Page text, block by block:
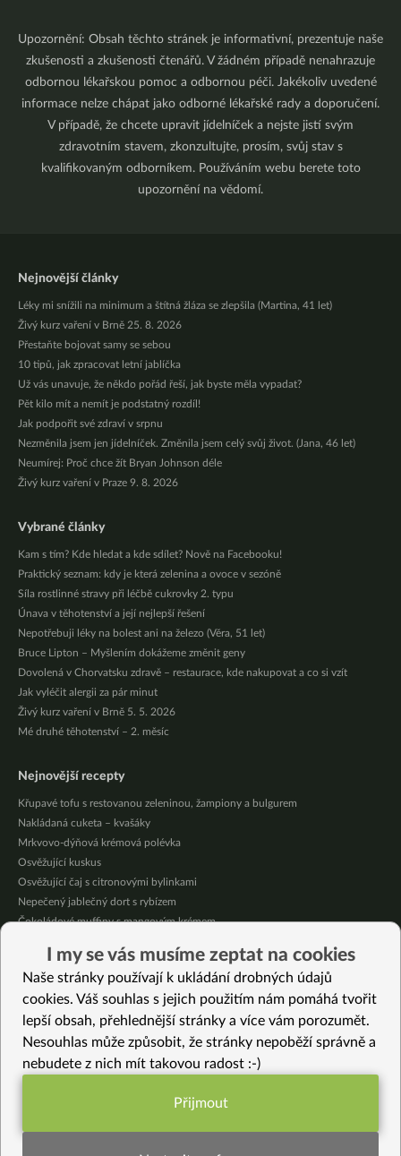
Upozornění: Obsah těchto stránek je informativní, prezentuje naše
zkušenosti a zkušenosti čtenářů. V žádném případě nenahrazuje
odbornou lékařskou pomoc a odbornou péči. Jakékoliv uvedené
informace nelze chápat jako odborné lékařské rady a doporučení.
V případě, že chcete upravit jídelníček a nejste jistí svým
zdravotním stavem, zkonzultujte, prosím, svůj stav s
kvalifikovaným odborníkem. Používáním webu berete toto
upozornění na vědomí.
Nejnovější články
Léky mi snížili na minimum a štítná žláza se zlepšila (Martina, 41 let)
Živý kurz vaření v Brně 25. 8. 2026
Přestaňte bojovat samy se sebou
10 tipů, jak zpracovat letní jablíčka
Už vás unavuje, že někdo pořád řeší, jak byste měla vypadat?
Pět kilo mít a nemít je podstatný rozdíl!
Jak podpořit své zdraví v srpnu
Nezměnila jsem jen jídelníček. Změnila jsem celý svůj život. (Jana, 46 let)
Neumírej: Proč chce žít Bryan Johnson déle
Živý kurz vaření v Praze 9. 8. 2026
Vybrané články
Kam s tím? Kde hledat a kde sdílet? Nově na Facebooku!
Praktický seznam: kdy je která zelenina a ovoce v sezóně
Síla rostlinné stravy při léčbě cukrovky 2. typu
Únava v těhotenství a její nejlepší řešení
Nepotřebuji léky na bolest ani na železo (Věra, 51 let)
Bruce Lipton – Myšlením dokážeme změnit geny
Dovolená v Chorvatsku zdravě – restaurace, kde nakupovat a co si vzít
Jak vyléčit alergii za pár minut
Živý kurz vaření v Brně 5. 5. 2026
Mé druhé těhotenství – 2. měsíc
Nejnovější recepty
Křupavé tofu s restovanou zeleninou, žampiony a bulgurem
Nakládaná cuketa – kvašáky
Mrkvovo-dýňová krémová polévka
Osvěžující kuskus
Osvěžující čaj s citronovými bylinkami
Nepečený jablečný dort s rybízem
Čokoládové muffiny s mangovým krémem
Krémová zeleninová polévka s koprem a vločkami
Celozrnná rýže basmati se zeleninou
Vybrané recepty
Kynutý štrúdl z kvásku
Jáhelné kostky
I my se vás musíme zeptat na cookies
Naše stránky používají k ukládání drobných údajů
cookies. Váš souhlas s jejich použitím nám pomáhá tvořit
lepší obsah, přehlednější stránky a více vám porozumět.
Nesouhlas může způsobit, že stránky nepoběží správně a
nebudete z nich mít takovou radost :-)
Funkční nastavení potřebujeme (vždy
Přijmout